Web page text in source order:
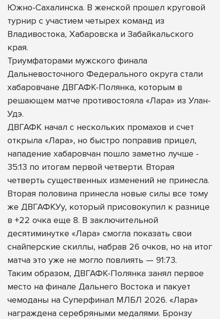
Южно-Сахалинска. В женской прошел круговой
турнир с участием четырех команд из
Владивостока, Хабаровска и Забайкальского
края.
Триумфаторами мужского финала
Дальневосточного Федерального округа стали
хабаровчане ДВГАФК-Полянка, которым в
решающем матче противостояла «Лара» из Улан-
Удэ.
ДВГАФК начал с нескольких промахов и счет
открыла «Лара», но быстро поправив прицел,
нападение хабаровчан пошло заметно лучше -
35:13 по итогам первой четверти. Вторая
четверть существенных изменений не принесла.
Вторая половина принесла новые силы все тому
же ДВГАФКУу, который присовокупил к разнице
в +22 очка еще 8. В заключительной
десятиминутке «Лара» смогла показать свои
снайперские скиллы, набрав 26 очков, но на итог
матча это уже не могло повлиять — 91:73.
Таким образом, ДВГАФК-Полянка занял первое
место на финале Дальнего Востока и пакует
чемоданы на Суперфинал МЛБЛ 2026. «Лара»
награждена серебряными медалями. Бронзу